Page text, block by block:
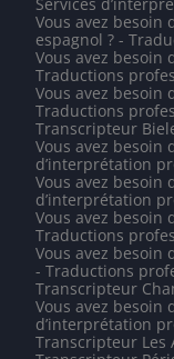
Vous avez besoin
espagnol ? -
Vous avez besoin
Traductions
Vous avez besoin
Traductions
Transcripteur
Vous avez besoin
d’interprétation
Vous avez besoin
d’interprétation
Vous avez besoin
Traductions
Vous avez besoin
- Traductions
Transcripteur
Vous avez besoin
d’interprétation
Transcripteur Les